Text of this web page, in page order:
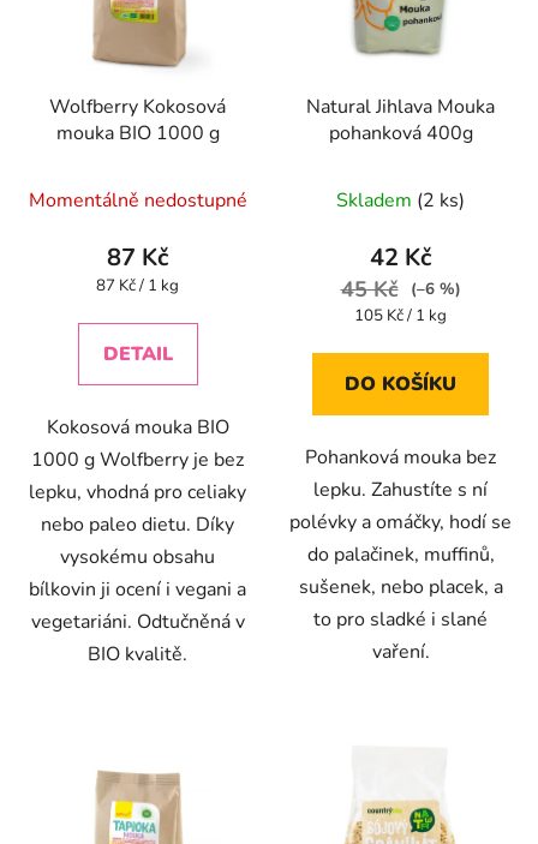
Wolfberry Kokosová
mouka BIO 1000 g
Momentálně nedostupné
87 Kč
Měrná
87 Kč / 1 kg
DETAIL
Kokosová mouka BIO
1000 g Wolfberry je bez
lepku, vhodná pro celiaky
nebo paleo dietu. Díky
vysokému obsahu
bílkovin ji ocení i vegani a
vegetariáni. Odtučněná v
BIO kvalitě.
Natural Jihlava Mouka
pohanková 400g
Skladem (2 ks)
42 Kč
45 Kč
(–6 %)
Měrná
105 Kč / 1 kg
DO KOŠÍKU
Pohanková mouka bez
lepku. Zahustíte s ní
polévky a omáčky, hodí se
do palačinek, muffinů,
sušenek, nebo placek, a
to pro sladké i slané
vaření.